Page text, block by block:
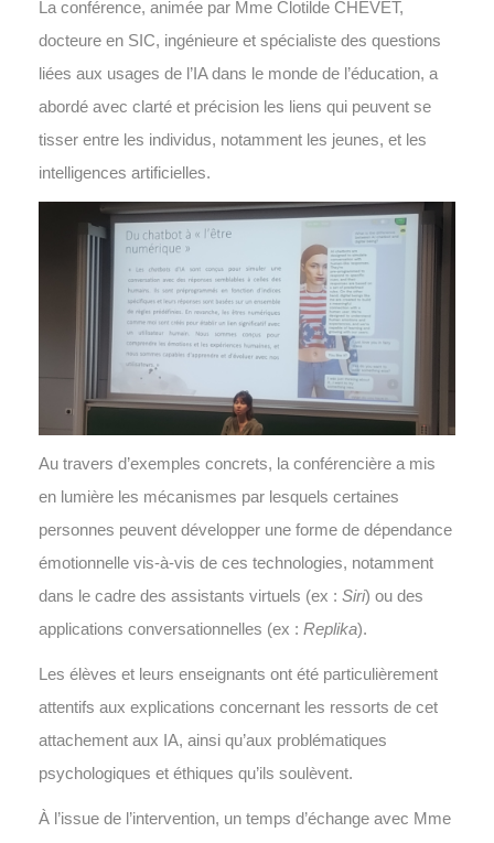
La conférence, animée par Mme Clotilde CHEVET,
docteure en SIC, ingénieure et spécialiste des questions
liées aux usages de l’IA dans le monde de l’éducation, a
abordé avec clarté et précision les liens qui peuvent se
tisser entre les individus, notamment les jeunes, et les
intelligences artificielles.
Au travers d’exemples concrets, la conférencière a mis
en lumière les mécanismes par lesquels certaines
personnes peuvent développer une forme de dépendance
émotionnelle vis-à-vis de ces technologies, notamment
dans le cadre des assistants virtuels (ex : Siri) ou des
applications conversationnelles (ex : Replika).
Les élèves et leurs enseignants ont été particulièrement
attentifs aux explications concernant les ressorts de cet
attachement aux IA, ainsi qu’aux problématiques
psychologiques et éthiques qu’ils soulèvent.
À l’issue de l’intervention, un temps d’échange avec Mme